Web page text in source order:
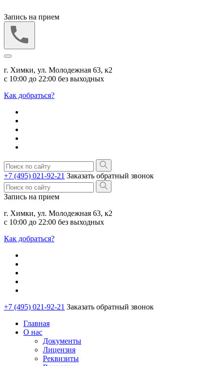
Запись на прием
г. Химки, ул. Молодежная 63, к2
с 10:00 до 22:00 без выходных
Как добраться?
+7 (495) 021-92-21 Заказать обратный звонок
Запись на прием
г. Химки, ул. Молодежная 63, к2
с 10:00 до 22:00 без выходных
Как добраться?
+7 (495) 021-92-21 Заказать обратный звонок
Главная
О нас
Документы
Лицензия
Реквизиты